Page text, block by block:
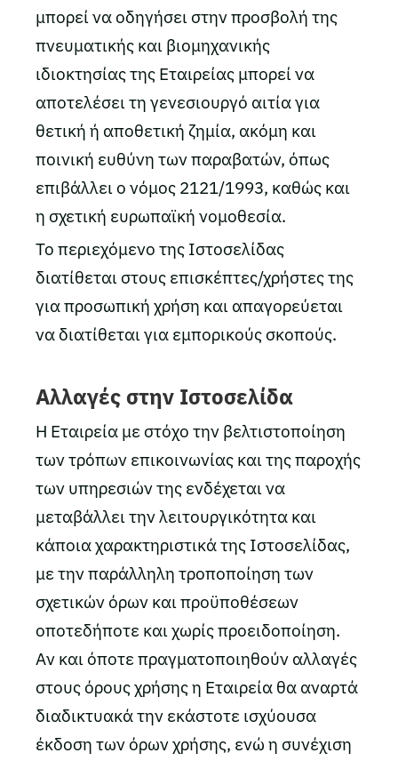
μπορεί να οδηγήσει στην προσβολή της
πνευματικής και βιομηχανικής
ιδιοκτησίας της Εταιρείας μπορεί να
αποτελέσει τη γενεσιουργό αιτία για
θετική ή αποθετική ζημία, ακόμη και
ποινική ευθύνη των παραβατών, όπως
επιβάλλει ο νόμος 2121/1993, καθώς και
η σχετική ευρωπαϊκή νομοθεσία.
Το περιεχόμενο της Ιστοσελίδας
διατίθεται στους επισκέπτες/χρήστες της
για προσωπική χρήση και απαγορεύεται
να διατίθεται για εμπορικούς σκοπούς.
Αλλαγές στην Ιστοσελίδα
Η Εταιρεία με στόχο την βελτιστοποίηση
των τρόπων επικοινωνίας και της παροχής
των υπηρεσιών της ενδέχεται να
μεταβάλλει την λειτουργικότητα και
κάποια χαρακτηριστικά της Ιστοσελίδας,
με την παράλληλη τροποποίηση των
σχετικών όρων και προϋποθέσεων
οποτεδήποτε και χωρίς προειδοποίηση.
Αν και όποτε πραγματοποιηθούν αλλαγές
στους όρους χρήσης η Εταιρεία θα αναρτά
διαδικτυακά την εκάστοτε ισχύουσα
έκδοση των όρων χρήσης, ενώ η συνέχιση